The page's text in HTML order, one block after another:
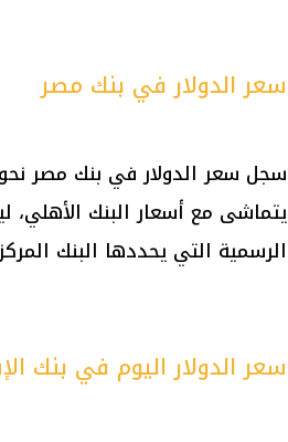
سعر الدولار في بنك مصر
يتماشى مع أسعار البنك
الرسمية التي يحددها البنك
سعر الدولار اليوم في بنك